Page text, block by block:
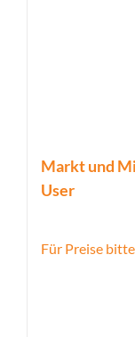
Markt und
User
Für Preise